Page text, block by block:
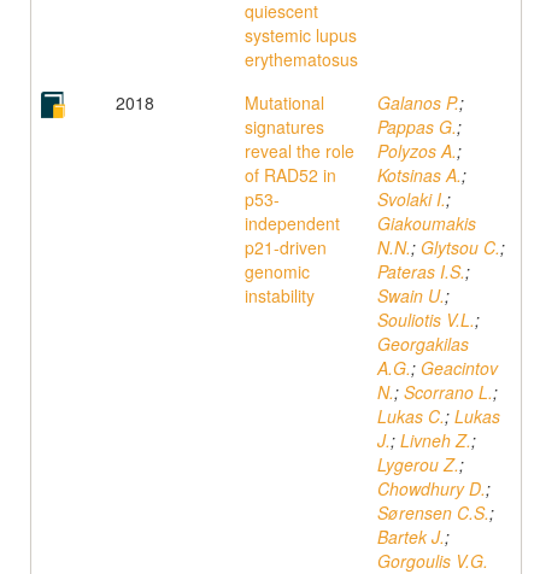
quiescent
systemic lupus
erythematosus
2018
Mutational
signatures
reveal the role
of RAD52 in
p53-
independent
p21-driven
genomic
instability
Galanos P.;
Pappas G.;
Polyzos A.;
Kotsinas A.;
Svolaki I.;
Giakoumakis
N.N.; Glytsou C.;
Pateras I.S.;
Swain U.;
Souliotis V.L.;
Georgakilas
A.G.; Geacintov
N.; Scorrano L.;
Lukas C.; Lukas
J.; Livneh Z.;
Lygerou Z.;
Chowdhury D.;
Sørensen C.S.;
Bartek J.;
Gorgoulis V.G.